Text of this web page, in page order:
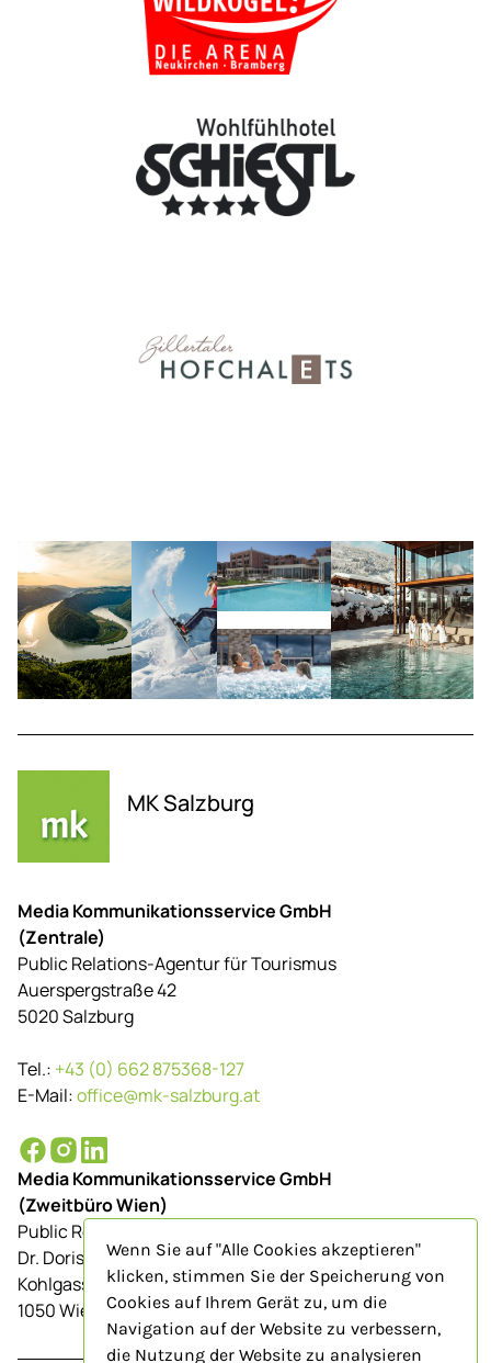
MK Salzburg
Media Kommunikationsservice GmbH
(Zentrale)
Public Relations-Agentur für Tourismus
Auerspergstraße 42
5020 Salzburg
Tel.: +43 (0) 662 875368-127
E-Mail:office@mk-salzburg.at
Media Kommunikationsservice GmbH
(Zweitbüro Wien)
Public Relations-Agentur für Tourismus
Dr. Doris Schenkenfelder
Kohlgasse 9/Top 23
1050 Wien
Wenn Sie auf "Alle Cookies akzeptieren"
klicken, stimmen Sie der Speicherung von
Cookies auf Ihrem Gerät zu, um die
Navigation auf der Website zu verbessern,
die Nutzung der Website zu analysieren